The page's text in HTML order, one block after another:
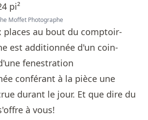
Moffet Photographe
places au bout du comptoir-
est additionnée d'un coin-
fenestration
conférant à la pièce une
durant le jour. Et que dire du
à vous!